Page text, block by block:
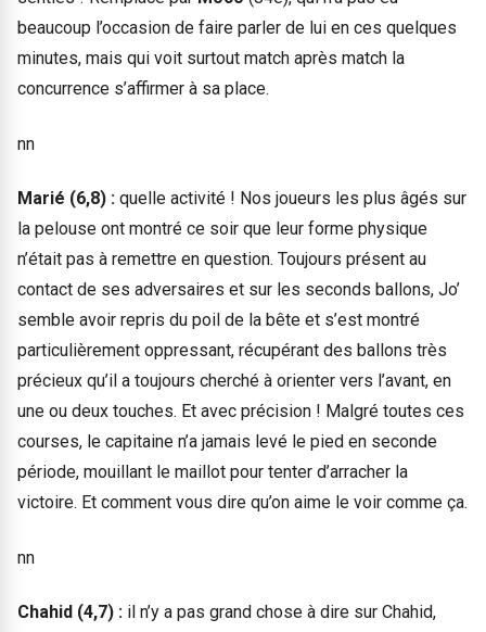
beaucoup l’occasion de faire parler de lui en ces quelques
minutes, mais qui voit surtout match après match la
concurrence s’affirmer à sa place.
nn
Marié (6,8) : quelle activité ! Nos joueurs les plus âgés sur
la pelouse ont montré ce soir que leur forme physique
n’était pas à remettre en question. Toujours présent au
contact de ses adversaires et sur les seconds ballons, Jo’
semble avoir repris du poil de la bête et s’est montré
particulièrement oppressant, récupérant des ballons très
précieux qu’il a toujours cherché à orienter vers l’avant, en
une ou deux touches. Et avec précision ! Malgré toutes ces
courses, le capitaine n’a jamais levé le pied en seconde
période, mouillant le maillot pour tenter d’arracher la
victoire. Et comment vous dire qu’on aime le voir comme ça.
nn
Chahid (4,7) : il n’y a pas grand chose à dire sur Chahid,